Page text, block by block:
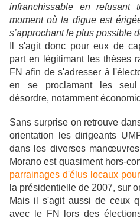
infranchissable en refusant
moment où la digue est
s’approchant le plus possible
Il s'agit donc pour eux de
part en légitimant les thèses
FN afin de s'adresser à
en se proclamant les seul
désordre, notamment
Sans surprise on retrouve
orientation les dirigeants
dans les diverses
Morano est quasiment hors-
parrainages d'élus locaux
la présidentielle de 2007, sur
Mais il s'agit aussi de ceux
avec le FN lors des